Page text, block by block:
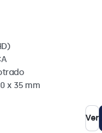
x 35 mm
Ver